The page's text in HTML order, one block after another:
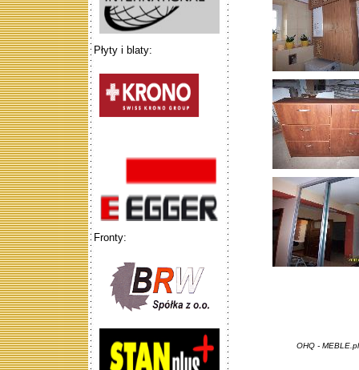
Płyty i blaty:
Fronty:
OHQ -